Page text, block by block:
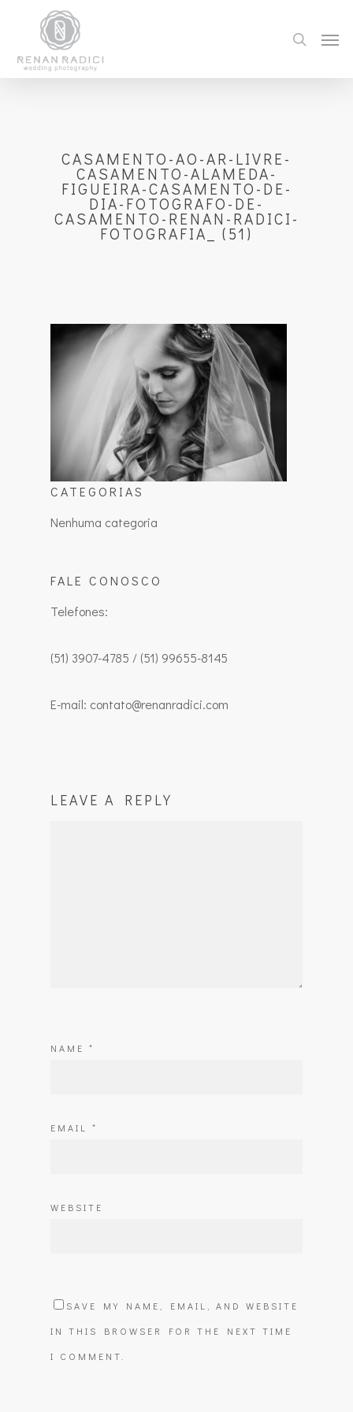
CASAMENTO-AO-AR-LIVRE-
CASAMENTO-ALAMEDA-
FIGUEIRA-CASAMENTO-DE-
DIA-FOTOGRAFO-DE-
CASAMENTO-RENAN-RADICI-
FOTOGRAFIA_ (51)
CATEGORIAS
Nenhuma categoria
FALE CONOSCO
Telefones:
(51) 3907-4785 / (51) 99655-8145
E-mail: contato@renanradici.com
LEAVE A REPLY
NAME *
EMAIL *
WEBSITE
SAVE MY NAME, EMAIL, AND WEBSITE
IN THIS BROWSER FOR THE NEXT TIME
I COMMENT.